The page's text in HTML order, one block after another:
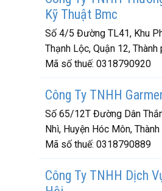
Kỹ Thuật Bmc
Số 4/5 Đường TL41, Khu
Thạnh Lộc, Quận 12,
Mã số thuế: 0318790920
Công Ty TNHH
Số 65/12T Đường Dân
Nhì, Huyện Hóc Môn,
Mã số thuế: 0318790889
Công Ty TNHH Dịch